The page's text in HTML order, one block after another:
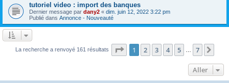
tutoriel video : import des banques
Dernier message par dany2 « dim. juin 12, 2022 3:22 pm
Publié dans Annonce - Nouveauté
La recherche a renvoyé 161 résultats Page 1sur7
1 2 3 4 5 7
Aller